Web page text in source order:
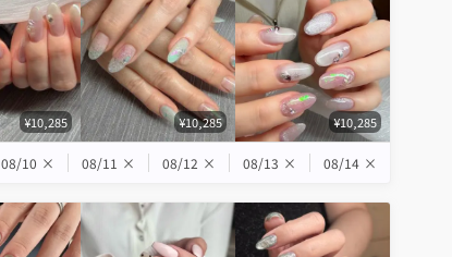
¥10,285 ¥10,285 ¥10,285
08/10 × 08/11 × 08/12 × 08/13 × 08/14 ×